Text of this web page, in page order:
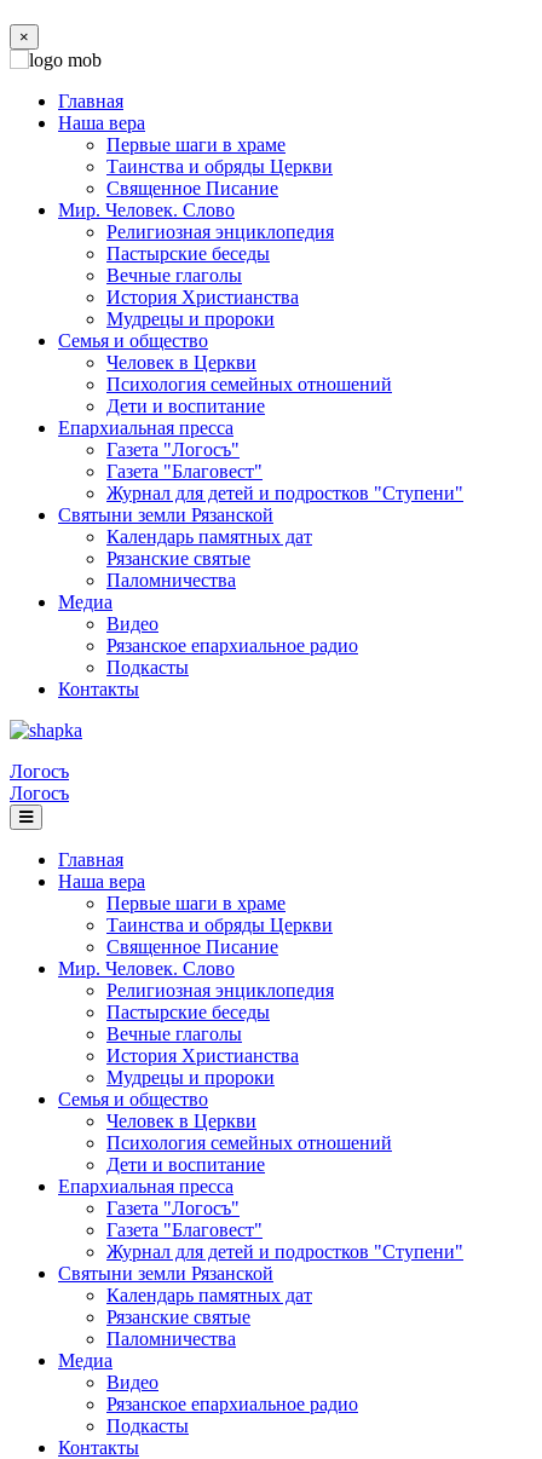
×
Главная
Наша вера
Первые шаги в храме
Таинства и обряды Церкви
Священное Писание
Мир. Человек. Слово
Религиозная энциклопедия
Пастырские беседы
Вечные глаголы
История Христианства
Мудрецы и пророки
Семья и общество
Человек в Церкви
Психология семейных отношений
Дети и воспитание
Епархиальная пресса
Газета "Логосъ"
Газета "Благовест"
Журнал для детей и подростков "Ступени"
Святыни земли Рязанской
Календарь памятных дат
Рязанские святые
Паломничества
Медиа
Видео
Рязанское епархиальное радио
Подкасты
Контакты
Логосъ
Логосъ
Главная
Наша вера
Первые шаги в храме
Таинства и обряды Церкви
Священное Писание
Мир. Человек. Слово
Религиозная энциклопедия
Пастырские беседы
Вечные глаголы
История Христианства
Мудрецы и пророки
Семья и общество
Человек в Церкви
Психология семейных отношений
Дети и воспитание
Епархиальная пресса
Газета "Логосъ"
Газета "Благовест"
Журнал для детей и подростков "Ступени"
Святыни земли Рязанской
Календарь памятных дат
Рязанские святые
Паломничества
Медиа
Видео
Рязанское епархиальное радио
Подкасты
Контакты